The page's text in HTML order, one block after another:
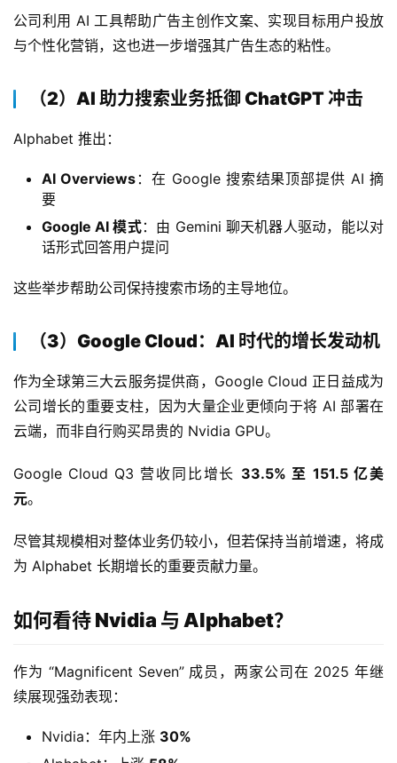
股
载
开
户
指
美
投
资
公司利用 AI 工具帮助广告主创作文案、实现目标用户投放
与个性化营销，这也进一步增强其广告生态的粘性。
（2）AI 助力搜索业务抵御 ChatGPT 冲击
Alphabet 推出：
AI Overviews：在 Google 搜索结果顶部提供 AI 摘
要
Google AI 模式：由 Gemini 聊天机器人驱动，能以对
话形式回答用户提问
这些举步帮助公司保持搜索市场的主导地位。
（3）Google Cloud：AI 时代的增长发动机
作为全球第三大云服务提供商，Google Cloud 正日益成为
公司增长的重要支柱，因为大量企业更倾向于将 AI 部署在
云端，而非自行购买昂贵的 Nvidia GPU。
Google Cloud Q3 营收同比增长 33.5% 至 151.5 亿美
元。
尽管其规模相对整体业务仍较小，但若保持当前增速，将成
为 Alphabet 长期增长的重要贡献力量。
如何看待 Nvidia 与 Alphabet？
作为 “Magnificent Seven” 成员，两家公司在 2025 年继
续展现强劲表现：
Nvidia：年内上涨 30%